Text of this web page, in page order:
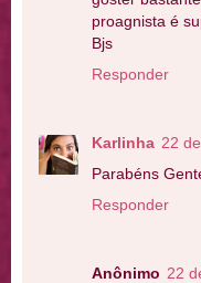
proagnista é
Bjs
Responder
Karlinha 22
Parabéns
Responder
Anônimo 22